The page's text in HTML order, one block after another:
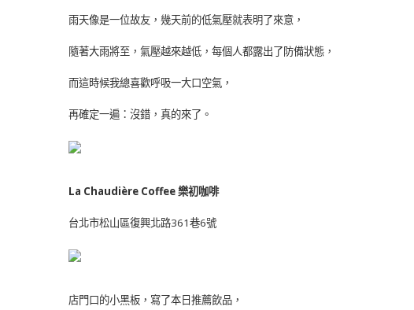
雨天像是一位故友，幾天前的低氣壓就表明了來意，
隨著大雨將至，氣壓越來越低，每個人都露出了防備狀態，
而這時候我總喜歡呼吸一大口空氣，
再確定一遍：沒錯，真的來了。
La Chaudière Coffee 樂初咖啡
台北市松山區復興北路361巷6號
店門口的小黑板，寫了本日推薦飲品，